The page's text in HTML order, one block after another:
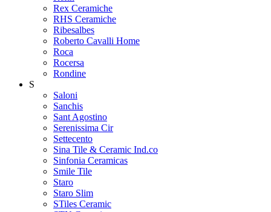
Rex Ceramiche
RHS Ceramiche
Ribesalbes
Roberto Cavalli Home
Roca
Rocersa
Rondine
S
Saloni
Sanchis
Sant Agostino
Serenissima Cir
Settecento
Sina Tile & Ceramic Ind.co
Sinfonia Ceramicas
Smile Tile
Staro
Staro Slim
STiles Ceramic